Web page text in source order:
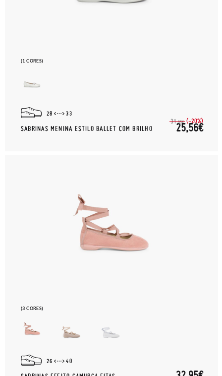
(1 CORES)
28 33
SABRINAS MENINA ESTILO BALLET COM BRILHO
31,95€ (-20%)
25,56€
(3 CORES)
26 40